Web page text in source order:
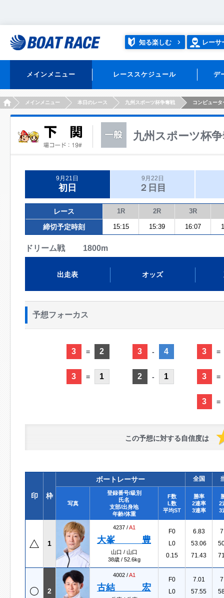
知る楽しむ レーサ
メインメニュー レーススケジュール デ
HOMEメインメニュー 本日のレース 九州スポーツ杯争奪戦 コンピュータ
九州スポーツ杯
9月21日
初日
9月22日
２日目
レース 1R 2R 3R
締切予定時刻 15:15 15:39 16:07
ドリーム戦 1800m
出走表 オッズ
予想フォーカス
3 = 2
3 = 1
3 - 4
2 - 1
3 =
3 =
3 =
この予想に対する自信度は
印 枠
ボートレーサー 全国
写真
登録番号/級別
氏名
支部/出身地
年齢/体重
F数
L数
平均ST
勝率
2連率
3連率
2
3
1
4237 /A1
大峯 豊
山口 / 山口
38歳 / 52.6kg
F0
L0
0.15
6.83
53.06
71.43
2
4002 /A1
古結 宏
F0
L0
7.01
57.55